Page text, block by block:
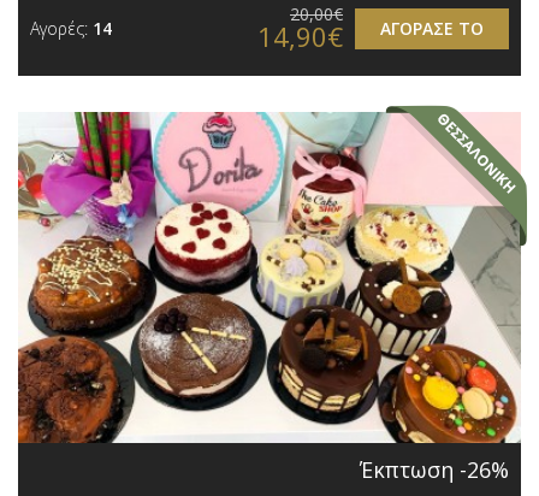
Αγορές: 14 ΑΓΟΡΑΣΕ ΤΟ
20,00€
14,90€
Έκπτωση -26%